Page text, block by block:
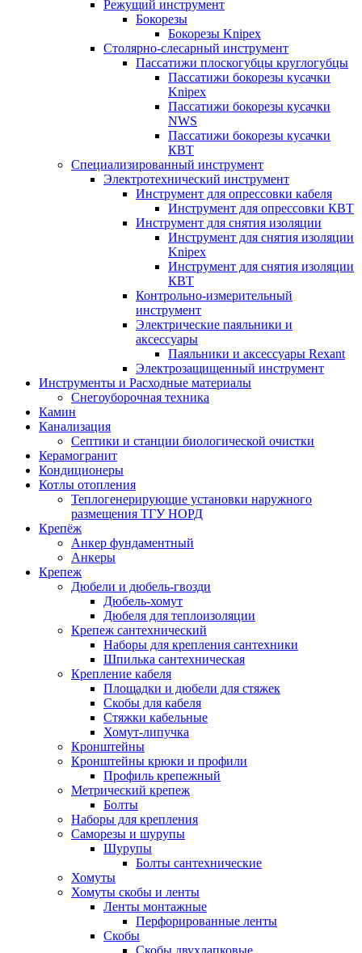
Режущий инструмент
Бокорезы
Бокорезы Knipex
Столярно-слесарный инструмент
Пассатижи плоскогубцы круглогубцы
Пассатижи бокорезы кусачки
Knipex
Пассатижи бокорезы кусачки
NWS
Пассатижи бокорезы кусачки
КВТ
Специализированный инструмент
Электротехнический инструмент
Инструмент для опрессовки кабеля
Инструмент для опрессовки КВТ
Инструмент для снятия изоляции
Инструмент для снятия изоляции
Knipex
Инструмент для снятия изоляции
КВТ
Контрольно-измерительный
инструмент
Электрические паяльники и
аксессуары
Паяльники и аксессуары Rexant
Электрозащищенный инструмент
Инструменты и Расходные материалы
Снегоуборочная техника
Камин
Канализация
Септики и станции биологической очистки
Керамогранит
Кондиционеры
Котлы отопления
Теплогенерирующие установки наружного
размещения ТГУ НОРД
Крепёж
Анкер фундаментный
Анкеры
Крепеж
Дюбели и дюбель-гвозди
Дюбель-хомут
Дюбеля для теплоизоляции
Крепеж сантехнический
Наборы для крепления сантехники
Шпилька сантехническая
Крепление кабеля
Площадки и дюбели для стяжек
Скобы для кабеля
Стяжки кабельные
Хомут-липучка
Кронштейны
Кронштейны крюки и профили
Профиль крепежный
Метрический крепеж
Болты
Наборы для крепления
Саморезы и шурупы
Шурупы
Болты сантехнические
Хомуты
Хомуты скобы и ленты
Ленты монтажные
Перфорированные ленты
Скобы